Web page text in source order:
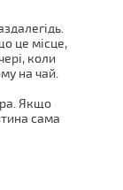
це місце,
коли
на чай.
Якщо
сама